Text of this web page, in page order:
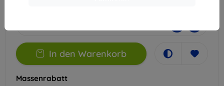
In den Warenkorb
Massenrabatt